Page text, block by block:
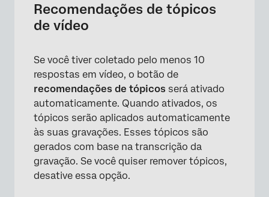
Recomendações de tópicos
de vídeo
Se você tiver coletado pelo menos 10
respostas em vídeo, o botão de
recomendações de tópicos será ativado
automaticamente. Quando ativados, os
tópicos serão aplicados automaticamente
às suas gravações. Esses tópicos são
gerados com base na transcrição da
gravação. Se você quiser remover tópicos,
desative essa opção.